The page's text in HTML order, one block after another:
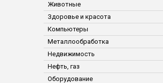
Животные
Здоровье и красота
Компьютеры
Металлообработка
Недвижимость
Нефть, газ
Оборудование